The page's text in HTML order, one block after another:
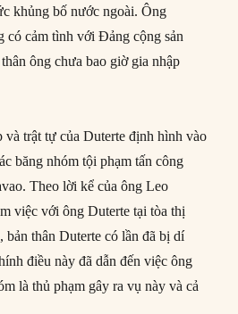
khủng bố nước ngoài. Ông
có cảm tình với Đảng cộng sản
ông chưa bao giờ gia nhập
và trật tự của Duterte định hình vào
băng nhóm tội phạm tấn công
Theo lời kể của ông Leo
việc với ông Duterte tại tòa thị
bản thân Duterte có lần đã bị dí
điều này đã dẫn đến việc ông
là thủ phạm gây ra vụ này và cả